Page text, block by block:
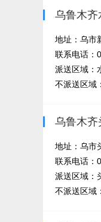
乌鲁木齐
地址：乌市
联系电话：
派送区域：
不派送区域
乌鲁木齐
地址：乌市
联系电话：
派送区域：
不派送区域